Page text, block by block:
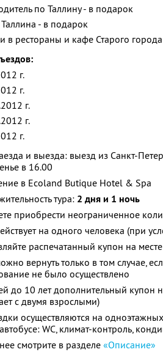
по Таллину - в подарок
Таллина - в подарок
в рестораны и кафе Старого города
г.
г.
г.
г.
г.
и выезда: выезд из Санкт-
в 16.00
в Ecoland Butique Hotel & Spa
тура: 2 дня и 1 ночь
приобрести неограниченное
на одного человека (при
распечатанный купон на месте
вернуть только в том случае,
не было осуществлено
до 10 лет дополнительный купон
с двумя взрослыми)
осуществляются на
WC, климат-контроль,
смотрите в разделе «Описание»